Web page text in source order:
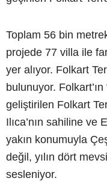
Toplam 56 bin
projede 77 villa ile
yer alıyor. Folkart
bulunuyor.
geliştirilen Folkart
Ilıca’nın sahiline ve
yakın konumuyla
değil, yılın dört
sesleniyor.